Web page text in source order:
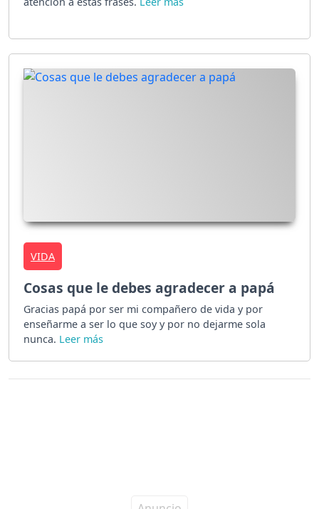
VIDA
Cosas que le debes agradecer a papá
Gracias papá por ser mi compañero de vida y por
enseñarme a ser lo que soy y por no dejarme sola
nunca.